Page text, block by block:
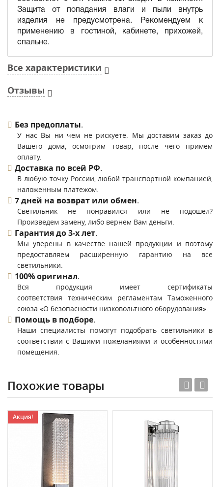
Защита от попадания влаги и пыли внутрь
изделия не предусмотрена. Рекомендуем к
применению в гостиной, кабинете, прихожей,
спальне.
Все характеристики
Отзывы
Без предоплаты.
У нас Вы ни чем не рискуете. Мы доставим заказ до
Вашего дома, осмотрим товар, после чего примем
оплату.
Доставка по всей РФ.
В любую точку России, любой транспортной компанией,
наложенным платежом.
7 дней на возврат или обмен.
Светильник не понравился или не подошел?
Произведем замену, либо вернем Вам деньги.
Гарантия до 3-х лет.
Мы уверены в качестве нашей продукции и поэтому
предоставляем расширенную гарантию на все
светильники.
100% оригинал.
Вся продукция имеет сертификаты
соответствия техническим регламентам Таможенного
союза «О безопасности низковольтного оборудования».
Помощь в подборе.
Наши специалисты помогут подобрать светильники в
соответствии с Вашими пожеланиями и особенностями
помещения.
Похожие товары
Акция!